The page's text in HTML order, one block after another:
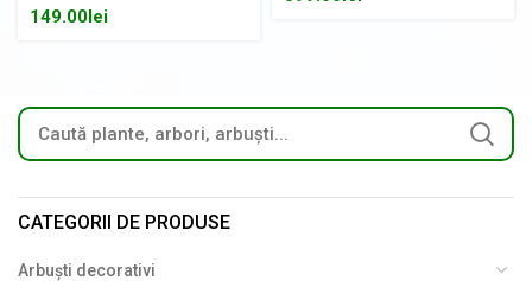
149.00lei
CATEGORII DE PRODUSE
Arbuști decorativi